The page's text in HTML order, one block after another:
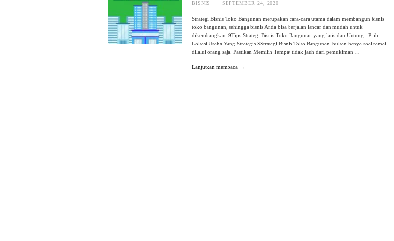
BISNIS · SEPTEMBER 24, 2020
Strategi Bisnis Toko Bangunan merupakan cara-cara utama dalam membangun bisnis
toko bangunan, sehingga bisnis Anda bisa berjalan lancar dan mudah untuk
dikembangkan. 9Tips Strategi Bisnis Toko Bangunan yang laris dan Untung : Pilih
Lokasi Usaha Yang Strategis SStrategi Bisnis Toko Bangunan bukan hanya soal ramai
dilalui orang saja. Pastikan Memilih Tempat tidak jauh dari pemukiman …
Lanjutkan membaca →